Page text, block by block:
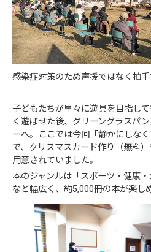
感染症対策のため声援ではなく拍手
子どもたちが早々に遊具を目指し
く遊ばせた後、グリーングラスパ
ーへ。ここでは今回「静かにしな
で、クリスマスカード作り（無料
用意されていました。
本のジャンルは「スポーツ・健康
など幅広く、約5,000冊の本が楽し